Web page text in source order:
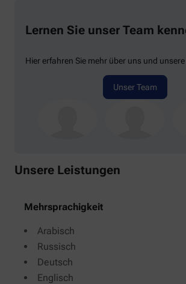
Lernen Sie unser Team
Hier erfahren Sie mehr über uns und
Unser Team
Unsere Leistungen
Mehrsprachigkeit
Arabisch
Russisch
Deutsch
Englisch